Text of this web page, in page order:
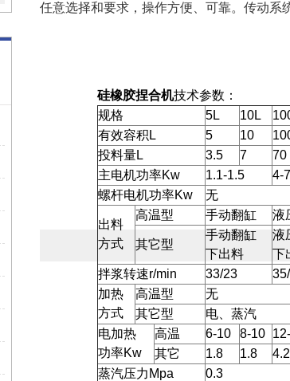
任意选择和要求，操作方便、可靠。传动系
硅橡胶捏合机技术参数：
规格
5L 10L
有效容积L
5 10
投料量L
3.5 7 70
主电机功率Kw
1.1-1.5 4-
螺杆电机功率Kw
无
出料
方式
高温型 手动翻缸 液
其它型
手动翻缸
下出料
液
下
拌浆转速r/min 33/23
加热
方式
高温型 无
其它型
电、蒸汽
电加热
功率Kw
高温 6-10 8-10
其它
1.8 1.8 4.2
蒸汽压力Mpa
0.3